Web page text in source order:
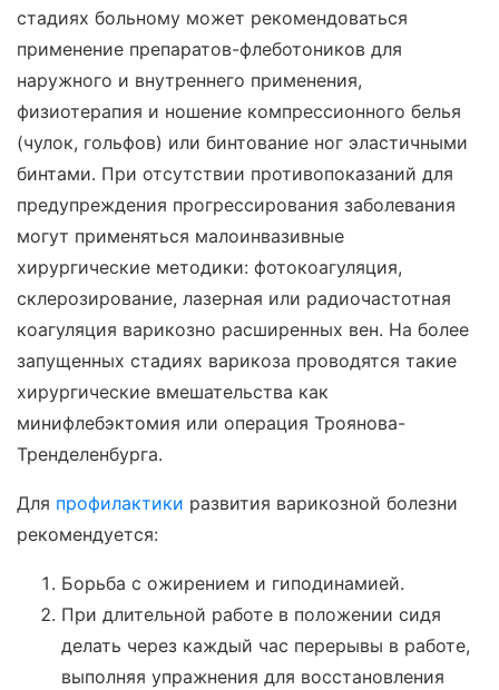
стадиях больному может рекомендоваться
применение препаратов-флеботоников для
наружного и внутреннего применения,
физиотерапия и ношение компрессионного белья
(чулок, гольфов) или бинтование ног эластичными
бинтами. При отсутствии противопоказаний для
предупреждения прогрессирования заболевания
могут применяться малоинвазивные
хирургические методики: фотокоагуляция,
склерозирование, лазерная или радиочастотная
коагуляция варикозно расширенных вен. На более
запущенных стадиях варикоза проводятся такие
хирургические вмешательства как
минифлебэктомия или операция Троянова-
Тренделенбурга.
Для профилактики развития варикозной болезни
рекомендуется:
Борьба с ожирением и гиподинамией.
При длительной работе в положении сидя
делать через каждый час перерывы в работе,
выполняя упражнения для восстановления